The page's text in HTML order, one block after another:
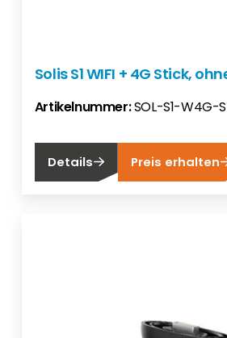
Solis S1 WIFI + 4G Stick,
Artikelnummer:SOL-S1-W4G-
Details Preis erhalten